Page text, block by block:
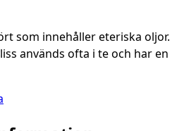
som innehåller eteriska oljor.
används ofta i te och har en